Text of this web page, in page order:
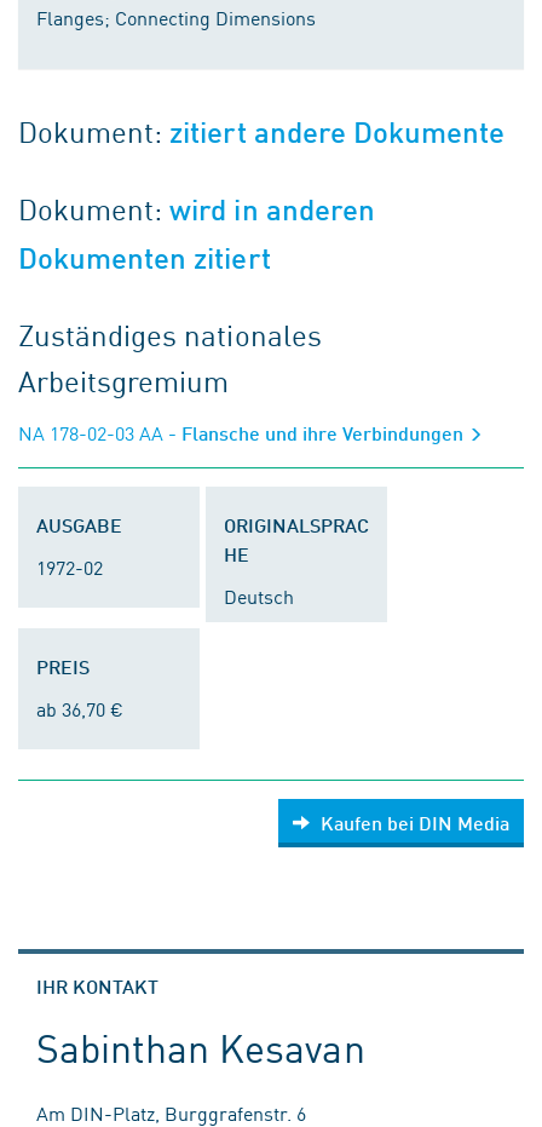
Flanges; Connecting Dimensions
Dokument: zitiert andere Dokumente
Dokument:wird in anderen
Dokumenten zitiert
Zuständiges nationales
Arbeitsgremium
NA 178-02-03 AA - Flansche und ihre Verbindungen
AUSGABE
1972-02
ORIGINALSPRAC
HE
Deutsch
PREIS
ab 36,70 €
Kaufen bei DIN Media
IHR KONTAKT
Sabinthan Kesavan
Am DIN-Platz, Burggrafenstr. 6